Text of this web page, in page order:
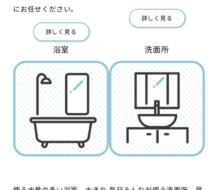
にお任せください。
詳しく見る
詳しく見る
浴室 洗面所